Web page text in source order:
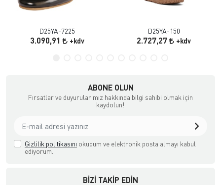
D25YA-7225
3.090,91 +kdv
D25YA-150
2.727,27 +kdv
ABONE OLUN
Fırsatlar ve duyurularımız hakkında bilgi sahibi olmak için
kaydolun!
Gizlilik politikasını okudum ve elektronik posta almayı kabul
ediyorum.
BIZI TAKIP EDIN